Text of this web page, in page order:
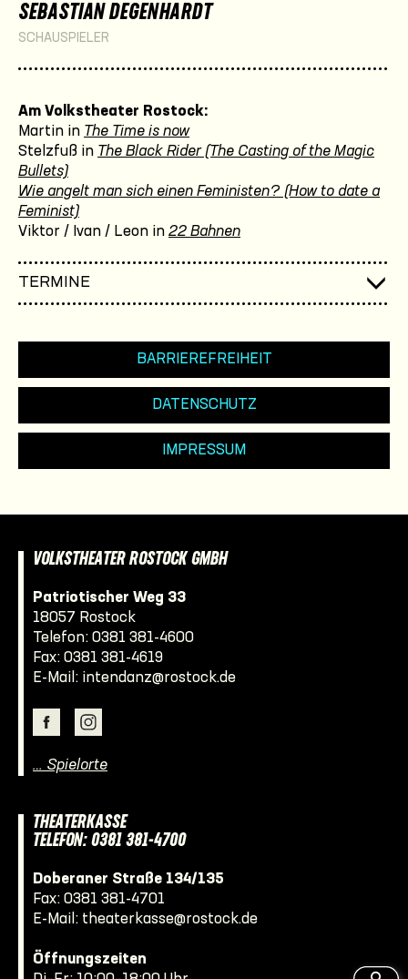
SEBASTIAN DEGENHARDT
SCHAUSPIELER
Am Volkstheater Rostock:
Martin in The Time is now
Stelzfuß in The Black Rider (The Casting of the Magic
Bullets)
Wie angelt man sich einen Feministen? (How to date a
Feminist)
Viktor / Ivan / Leon in 22 Bahnen
TERMINE
BARRIEREFREIHEIT
DATENSCHUTZ
IMPRESSUM
VOLKSTHEATER ROSTOCK GMBH
Patriotischer Weg 33
18057 Rostock
Telefon: 0381 381-4600
Fax: 0381 381-4619
E-Mail: intendanz@rostock.de
… Spielorte
THEATERKASSE
TELEFON: 0381 381-4700
Doberaner Straße 134/135
Fax: 0381 381-4701
E-Mail: theaterkasse@rostock.de
Öffnungszeiten